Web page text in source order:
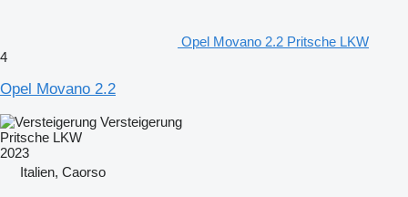
Opel Movano 2.2 Pritsche LKW
4
Opel Movano 2.2
Versteigerung
Pritsche LKW
2023
Italien, Caorso